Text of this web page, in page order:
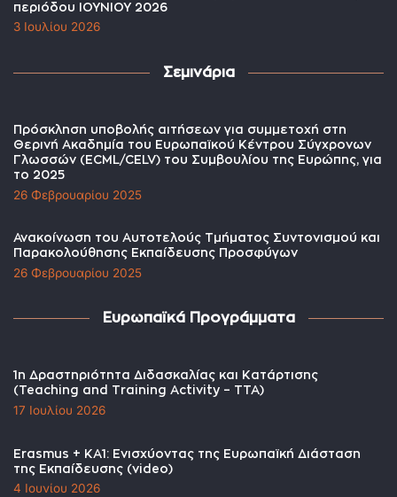
περιόδου ΙΟΥΝΙΟΥ 2026
3 Ιουλίου 2026
Σεμινάρια
Πρόσκληση υποβολής αιτήσεων για συμμετοχή στη
Θερινή Ακαδημία του Ευρωπαϊκού Κέντρου Σύγχρονων
Γλωσσών (ECML/CELV) του Συμβουλίου της Ευρώπης, για
το 2025
26 Φεβρουαρίου 2025
Ανακοίνωση του Αυτοτελούς Τμήματος Συντονισμού και
Παρακολούθησης Εκπαίδευσης Προσφύγων
26 Φεβρουαρίου 2025
Ευρωπαϊκά Προγράμματα
1η Δραστηριότητα Διδασκαλίας και Κατάρτισης
(Teaching and Training Activity – TTA)
17 Ιουλίου 2026
Erasmus + KA1: Ενισχύοντας της Ευρωπαϊκή Διάσταση
της Εκπαίδευσης (video)
4 Ιουνίου 2026